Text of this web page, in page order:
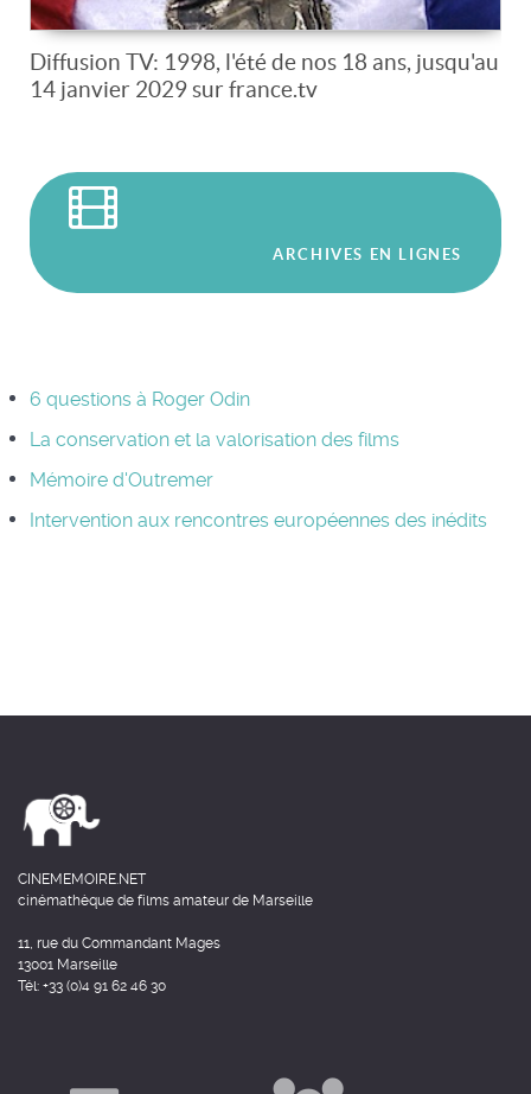
Diffusion TV: 1998, l'été de nos 18 ans, jusqu'au
14 janvier 2029 sur france.tv
ARCHIVES EN LIGNES
6 questions à Roger Odin
La conservation et la valorisation des films
Mémoire d'Outremer
Intervention aux rencontres européennes des inédits
CINEMEMOIRE.NET
cinémathèque de films amateur de Marseille
11, rue du Commandant Mages
13001 Marseille
Tél: +33 (0)4 91 62 46 30